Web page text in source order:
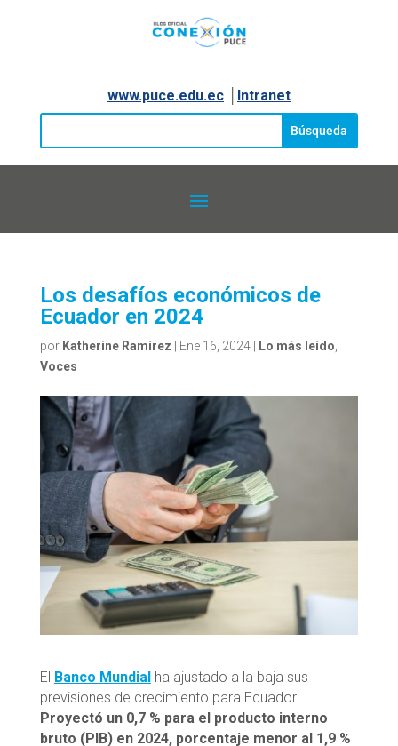
www.puce.edu.ec│ Intranet
Los desafíos económicos de
Ecuador en 2024
por Katherine Ramírez Ene 16, 2024| Lo más leído,
Voces
El Banco Mundial ha ajustado a la baja sus
previsiones de crecimiento para Ecuador.
Proyectó un 0,7 % para el producto interno
bruto (PIB) en 2024, porcentaje menor al 1,9 %